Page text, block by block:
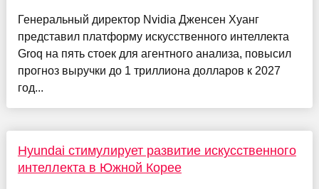
Генеральный директор Nvidia Дженсен Хуанг
представил платформу искусственного интеллекта
Groq на пять стоек для агентного анализа, повысил
прогноз выручки до 1 триллиона долларов к 2027
год...
Hyundai стимулирует развитие искусственного
интеллекта в Южной Корее